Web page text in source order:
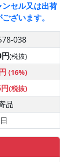
セル又は出荷
ざいます。
038
(税抜)
(16%)
(税抜)
品